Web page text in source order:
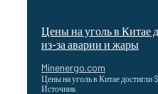
Цены на уголь в Китае
из-за аварии и жары
Minenergo.com
Цены на уголь в Китае достигли
Источник